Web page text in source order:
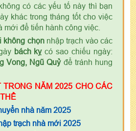
có các yếu tố này thì bạn
khác trong tháng tốt cho việc
mới để tiến hành công việc.
không chọnnhập trạch vào các
bách kỵcó sao chiếu ngày:
Vong, Ngũ Quỷđể tránh hung
TRONG NĂM 2025 CHO CÁC
nhà năm 2025
trạch nhà mới 2025